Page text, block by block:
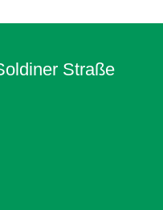
Straße